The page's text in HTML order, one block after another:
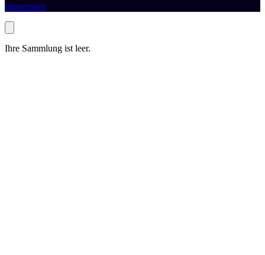
Impressum
Ihre Sammlung ist leer.